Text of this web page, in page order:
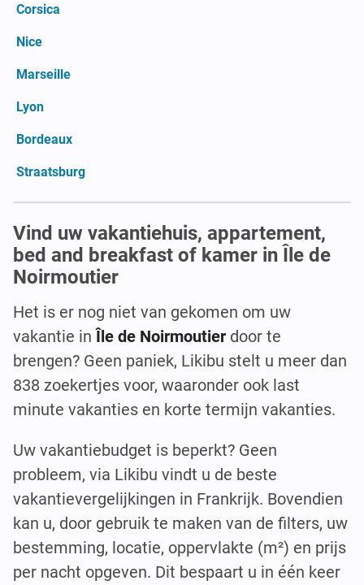
Corsica
Nice
Marseille
Lyon
Bordeaux
Straatsburg
Vind uw vakantiehuis, appartement,
bed and breakfast of kamer in Île de
Noirmoutier
Het is er nog niet van gekomen om uw
vakantie inÎle de Noirmoutier door te
brengen? Geen paniek, Likibu stelt u meer dan
838 zoekertjes voor, waaronder ook last
minute vakanties en korte termijn vakanties.
Uw vakantiebudget is beperkt? Geen
probleem, via Likibu vindt u de beste
vakantievergelijkingen in Frankrijk. Bovendien
kan u, door gebruik te maken van de filters, uw
bestemming, locatie, oppervlakte (m²) en prijs
per nacht opgeven. Dit bespaart u in één keer